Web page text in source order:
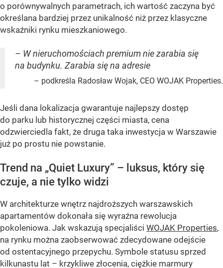
o porównywalnych parametrach, ich wartość zaczyna być
określana bardziej przez unikalność niż przez klasyczne
wskaźniki rynku mieszkaniowego.
– W nieruchomościach premium nie zarabia się
na budynku. Zarabia się na adresie
– podkreśla Radosław Wojak, CEO WOJAK Properties.
Jeśli dana lokalizacja gwarantuje najlepszy dostęp
do parku lub historycznej części miasta, cena
odzwierciedla fakt, że druga taka inwestycja w Warszawie
już po prostu nie powstanie.
Trend na „Quiet Luxury” – luksus, który się
czuje, a nie tylko widzi
W architekturze wnętrz najdroższych warszawskich
apartamentów dokonała się wyraźna rewolucja
pokoleniowa. Jak wskazują specjaliści WOJAK Properties,
na rynku można zaobserwować zdecydowane odejście
od ostentacyjnego przepychu. Symbole statusu sprzed
kilkunastu lat – krzykliwe złocenia, ciężkie marmury